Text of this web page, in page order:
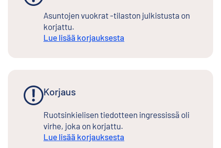
Asuntojen vuokrat -tilaston julkistusta on
korjattu.
Lue lisää korjauksesta
Korjaus
Ruotsinkielisen tiedotteen ingressissä oli
virhe, joka on korjattu.
Lue lisää korjauksesta